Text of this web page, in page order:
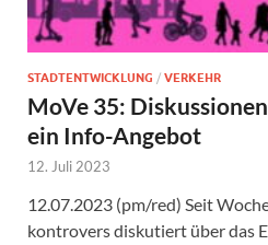
STADTENTWICKLUNG / VERKEHR
MoVe 35:
ein Info-Angebot
12. Juli 2023
12.07.2023 (pm/red) Seit
kontrovers diskutiert über das